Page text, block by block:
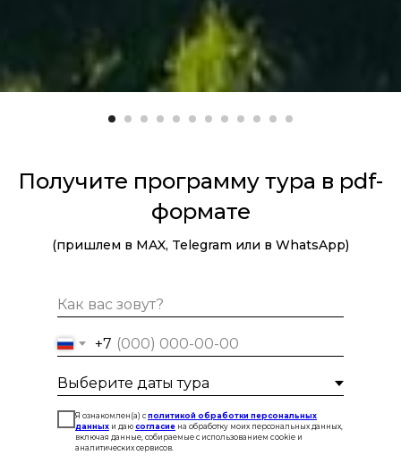
Получите программу тура в pdf-
формате
(пришлем в MAX, Telegram или в WhatsApp)
+7
Я ознакомлен(а) с политикой обработки персональных
данных и даю согласие на обработку моих персональных данных,
включая данные, собираемые с использованием cookie и
аналитических сервисов.